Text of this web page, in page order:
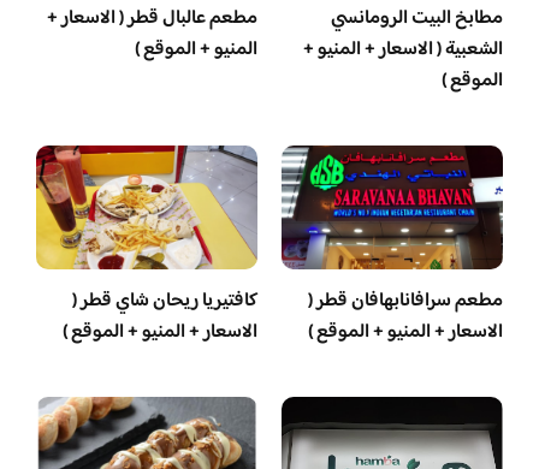
مطابخ البيت الرومانسي
الشعبية ( الاسعار + المنيو +
الموقع )
مطعم عالبال قطر ( الاسعار +
المنيو + الموقع )
مطعم سرافانابهافان قطر (
الاسعار + المنيو + الموقع )
كافتيريا ريحان شاي قطر (
الاسعار + المنيو + الموقع )